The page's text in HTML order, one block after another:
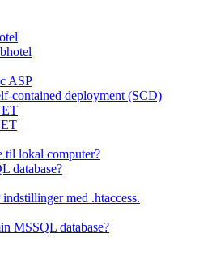
ASP
contained deployment (SCD)
til lokal computer?
database?
med .htaccess.
MSSQL database?